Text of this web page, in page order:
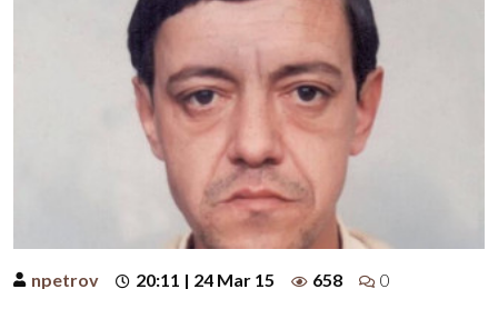
npetrov 20:11 | 24 Mar 15 658 0